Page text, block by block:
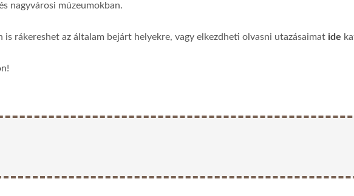
nagyvárosi múzeumokban.
is rákereshet az általam bejárt helyekre, vagy elkezdheti olvasni utazásaimat ide